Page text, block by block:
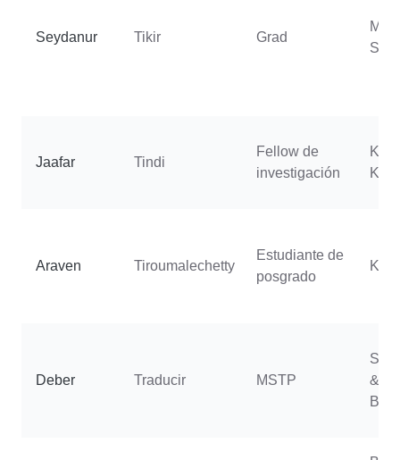
Seydanur Tikir Grad
Jaafar Tindi
Fellow de
investigación
Araven Tiroumalechetty
Estudiante de
posgrado
Deber Traducir MSTP
&